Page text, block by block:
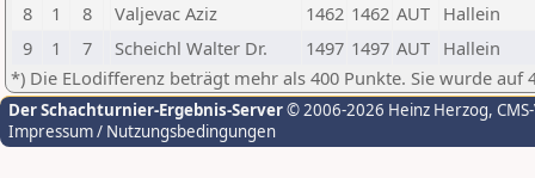
8
1 8 Valjevac Aziz 1462 1462 AUT Hallein
9
1 7 Scheichl Walter Dr. 1497 1497 AUT Hallein
*) Die ELodifferenz beträgt mehr als 400 Punkte. Sie wurde auf
Der Schachturnier-Ergebnis-Server© 2006-2026 Heinz Herzog,
Impressum / Nutzungsbedingungen